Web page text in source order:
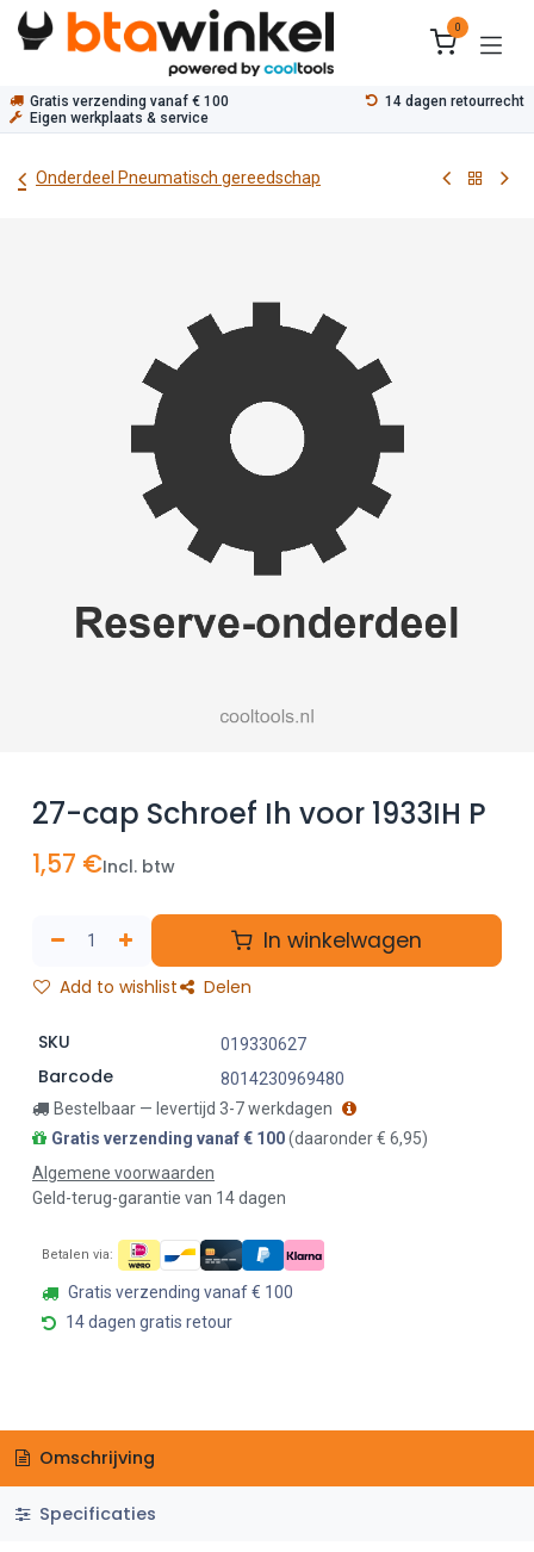
Overslaan naar inhoud
0
Gratis verzending vanaf € 100
14 dagen retourrecht
Eigen werkplaats & service
Onderdeel Pneumatisch gereedschap
27-cap Schroef Ih voor 1933IH P
1,57 €Incl. btw
In winkelwagen
Add to wishlist Delen
SKU 019330627
Barcode
8014230969480
Bestelbaar — levertijd 3-7 werkdagen
Gratis verzending vanaf € 100(daaronder € 6,95)
Algemene voorwaarden
Geld-terug-garantie van 14 dagen
Betalen via:
Gratis verzending vanaf € 100
14 dagen gratis retour
Omschrijving
Specificaties